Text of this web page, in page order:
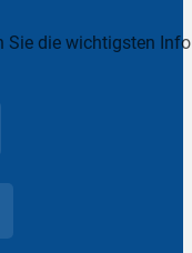
Sie die wichtigsten